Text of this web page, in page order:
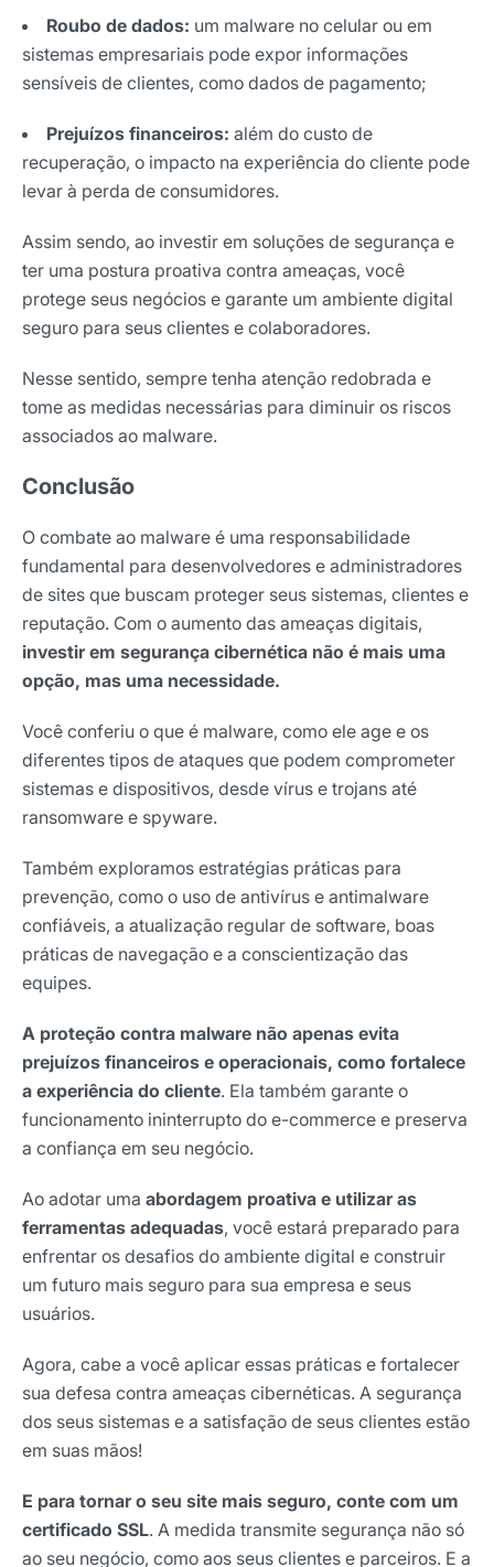
Roubo de dados: um malware no celular ou em
sistemas empresariais pode expor informações
sensíveis de clientes, como dados de pagamento;
Prejuízos financeiros: além do custo de
recuperação, o impacto na experiência do cliente pode
levar à perda de consumidores.
Assim sendo, ao investir em soluções de segurança e
ter uma postura proativa contra ameaças, você
protege seus negócios e garante um ambiente digital
seguro para seus clientes e colaboradores.
Nesse sentido, sempre tenha atenção redobrada e
tome as medidas necessárias para diminuir os riscos
associados ao malware.
Conclusão
O combate ao malware é uma responsabilidade
fundamental para desenvolvedores e administradores
de sites que buscam proteger seus sistemas, clientes e
reputação. Com o aumento das ameaças digitais,
investir em segurança cibernética não é mais uma
opção, mas uma necessidade.
Você conferiu o que é malware, como ele age e os
diferentes tipos de ataques que podem comprometer
sistemas e dispositivos, desde vírus e trojans até
ransomware e spyware.
Também exploramos estratégias práticas para
prevenção, como o uso de antivírus e antimalware
confiáveis, a atualização regular de software, boas
práticas de navegação e a conscientização das
equipes.
A proteção contra malware não apenas evita
prejuízos financeiros e operacionais, como fortalece
a experiência do cliente. Ela também garante o
funcionamento ininterrupto do e-commerce e preserva
a confiança em seu negócio.
Ao adotar uma abordagem proativa e utilizar as
ferramentas adequadas, você estará preparado para
enfrentar os desafios do ambiente digital e construir
um futuro mais seguro para sua empresa e seus
usuários.
Agora, cabe a você aplicar essas práticas e fortalecer
sua defesa contra ameaças cibernéticas. A segurança
dos seus sistemas e a satisfação de seus clientes estão
em suas mãos!
E para tornar o seu site mais seguro, conte com um
certificado SSL. A medida transmite segurança não só
ao seu negócio, como aos seus clientes e parceiros. E a